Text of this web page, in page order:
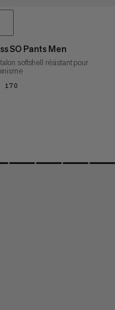
SO Pants Men
softshell résistant pour
170